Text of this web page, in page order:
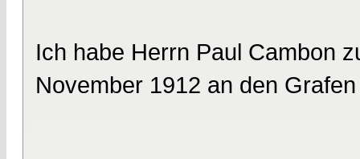
Ich habe Herrn Paul Cambon
November 1912 an den